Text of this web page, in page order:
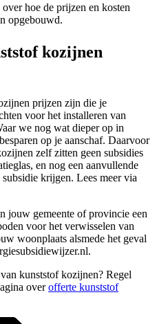
hoe de prijzen en kosten
opgebouwd.
kozijnen
prijzen zijn die je
voor het installeren van
we nog wat dieper op in
op je aanschaf. Daarvoor
zelf zitten geen subsidies
en nog een aanvullende
subsidie krijgen. Lees meer via
jouw gemeente of provincie een
voor het verwisselen van
woonplaats alsmede het geval
kunststof kozijnen? Regel
overofferte kunststof